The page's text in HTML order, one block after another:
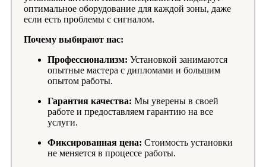
оптимальное оборудование для каждой зоны, даже
если есть проблемы с сигналом.
Почему выбирают нас:
Профессионализм: Установкой занимаются
опытные мастера с дипломами и большим
опытом работы.
Гарантия качества: Мы уверены в своей
работе и предоставляем гарантию на все
услуги.
Фиксированная цена: Стоимость установки
не меняется в процессе работы.